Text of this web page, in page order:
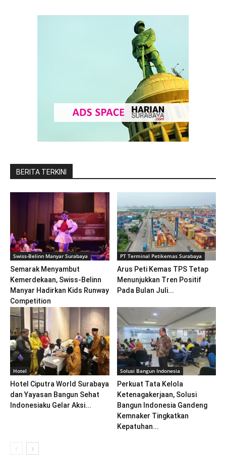
BERITA TERKINI
Swiss-Belinn Manyar Surabaya
Semarak Menyambut
Kemerdekaan, Swiss-Belinn
Manyar Hadirkan Kids Runway
Competition
PT Terminal Petikemas Surabaya
Arus Peti Kemas TPS Tetap
Menunjukkan Tren Positif
Pada Bulan Juli...
Hotel
Hotel Ciputra World Surabaya
dan Yayasan Bangun Sehat
Indonesiaku Gelar Aksi...
Solusi Bangun Indonesia
Perkuat Tata Kelola
Ketenagakerjaan, Solusi
Bangun Indonesia Gandeng
Kemnaker Tingkatkan
Kepatuhan...